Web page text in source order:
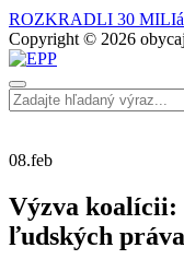
ROZKRADLI 30
Copyright © 2026
08.feb
Výzva koalícii:
ľudských